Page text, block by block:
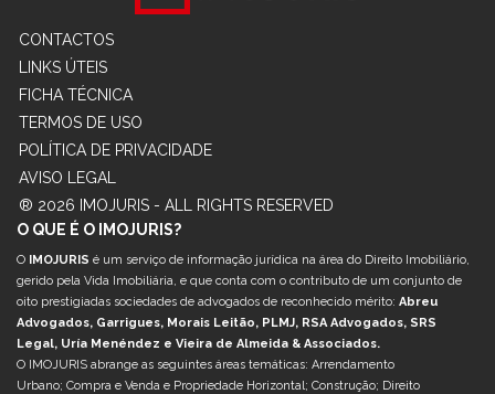
CONTACTOS
LINKS ÚTEIS
FICHA TÉCNICA
TERMOS DE USO
POLÍTICA DE PRIVACIDADE
AVISO LEGAL
® 2026 IMOJURIS - ALL RIGHTS RESERVED
O QUE É O IMOJURIS?
O IMOJURIS é um serviço de informação jurídica na área do Direito Imobiliário,
gerido pela Vida Imobiliária, e que conta com o contributo de um conjunto de
oito prestigiadas sociedades de advogados de reconhecido mérito: Abreu
Advogados, Garrigues, Morais Leitão, PLMJ, RSA Advogados, SRS
Legal, Uría Menéndez e Vieira de Almeida & Associados.
O IMOJURIS abrange as seguintes áreas temáticas: Arrendamento
Urbano; Compra e Venda e Propriedade Horizontal; Construção; Direito